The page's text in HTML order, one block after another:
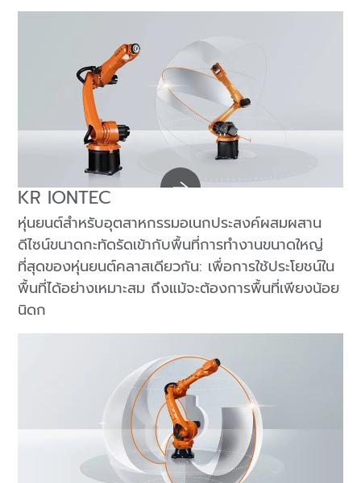
KR IONTEC
หุ่นยนต์สำหรับอุตสาหกรรมอเนกประสงค์ผสมผสาน
ดีไซน์ขนาดกะทัดรัดเข้ากับพื้นที่การทำงานขนาดใหญ่
ที่สุดของหุ่นยนต์คลาสเดียวกัน: เพื่อการใช้ประโยชน์ใน
พื้นที่ได้อย่างเหมาะสม ถึงแม้จะต้องการพื้นที่เพียงน้อย
นิดก